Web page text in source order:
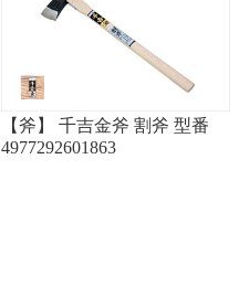
【斧】 千吉金斧 割斧 型番
4977292601863